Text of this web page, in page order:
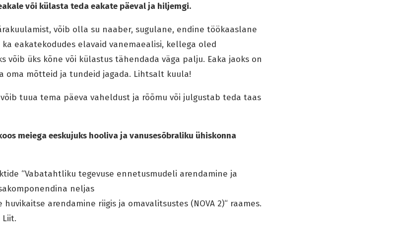
või külasta teda eakate päeval ja hiljemgi.
võib olla su naaber, sugulane, endine töökaaslane
eakatekodudes elavaid vanemaealisi, kellega oled
võib üks kõne või külastus tähendada väga palju. Eaka jaoks on
oma mõtteid ja tundeid jagada. Lihtsalt kuula!
tuua tema päeva vaheldust ja rõõmu või julgustab teda taas
meiega eeskujuks hooliva ja vanusesõbraliku ühiskonna
“Vabatahtliku tegevuse ennetusmudeli arendamine ja
neljas
arendamine riigis ja omavalitsustes (NOVA 2)“ raames.